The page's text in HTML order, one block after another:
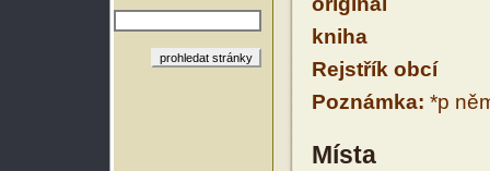
kniha
Rejstřík obcí
Poznámka: *p
Místa